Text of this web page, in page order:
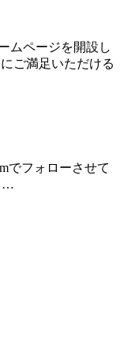
ムページを開設し
ご満足いただける
でフォローさせて
…